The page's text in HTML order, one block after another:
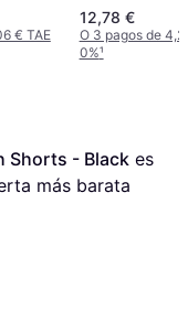
€ TAE
12,78 €
O 3 pagos de
0%¹
Shorts - Black
más barata